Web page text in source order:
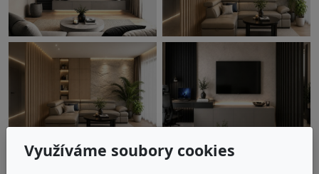
Využíváme soubory cookies